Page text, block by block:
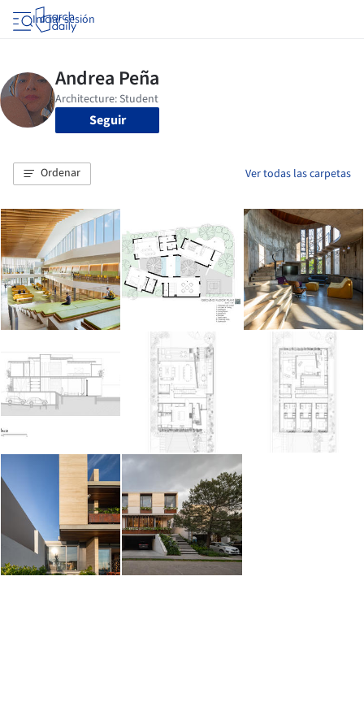
Iniciar sesión
Seguir
Ordenar Ver todas las carpetas